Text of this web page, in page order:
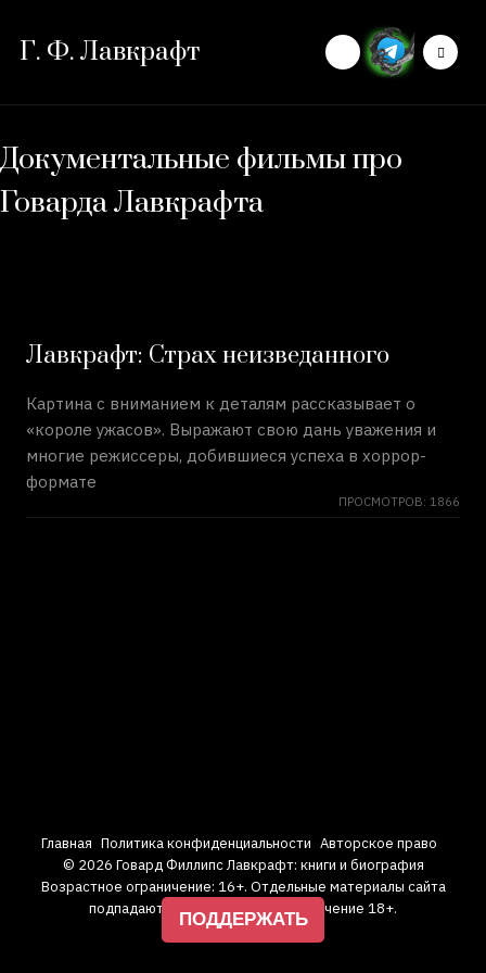
Г. Ф. Лавкрафт
Документальные фильмы про
Говарда Лавкрафта
Лавкрафт: Страх неизведанного
Картина с вниманием к деталям рассказывает о
«короле ужасов». Выражают свою дань уважения и
многие режиссеры, добившиеся успеха в хоррор-
формате
ПРОСМОТРОВ: 1866
ПОДДЕРЖАТЬ
Главная Политика конфиденциальности Авторское право
© 2026 Говард Филлипс Лавкрафт: книги и биография
Возрастное ограничение: 16+. Отдельные материалы сайта
подпадают под возрастное ограничение 18+.